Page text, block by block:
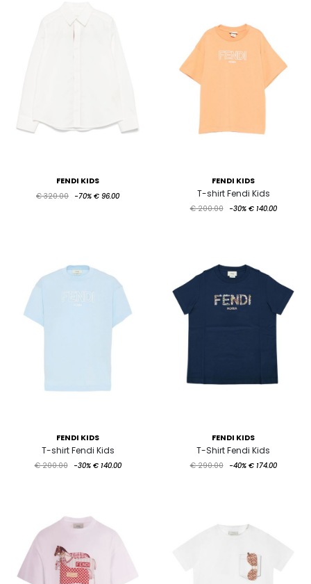
FENDI KIDS
€ 320.00 -70% € 96.00
FENDI KIDS
T-shirt Fendi Kids
€ 200.00 -30% € 140.00
FENDI KIDS
T-shirt Fendi Kids
€ 200.00 -30% € 140.00
FENDI KIDS
T-Shirt Fendi Kids
€ 290.00 -40% € 174.00